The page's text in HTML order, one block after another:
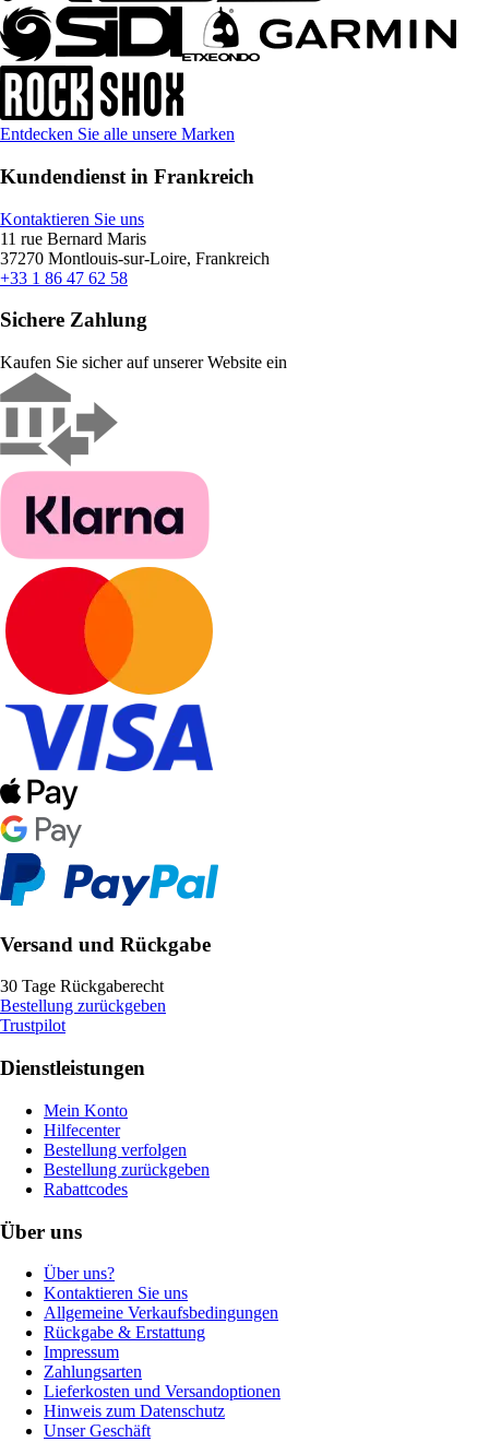
Entdecken Sie alle unsere Marken
Kundendienst in Frankreich
Kontaktieren Sie uns
11 rue Bernard Maris
37270 Montlouis-sur-Loire, Frankreich
+33 1 86 47 62 58
Sichere Zahlung
Kaufen Sie sicher auf unserer Website ein
Versand und Rückgabe
30 Tage Rückgaberecht
Bestellung zurückgeben
Trustpilot
Dienstleistungen
Mein Konto
Hilfecenter
Bestellung verfolgen
Bestellung zurückgeben
Rabattcodes
Über uns
Über uns?
Kontaktieren Sie uns
Allgemeine Verkaufsbedingungen
Rückgabe & Erstattung
Impressum
Zahlungsarten
Lieferkosten und Versandoptionen
Hinweis zum Datenschutz
Unser Geschäft